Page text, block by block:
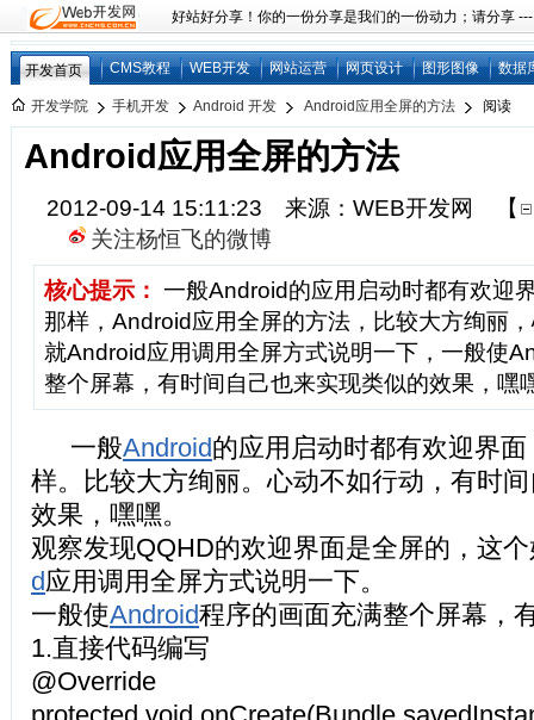
好站好分享！你的一份分享是我们的一份动力；请分享
开发首页 CMS教程 WEB开发 网站运营 网页设计 图形图像 数据
开发学院 手机开发 Android 开发 Android应用全屏的方法 阅读
Android应用全屏的方法
2012-09-14 15:11:23 来源：WEB开发网
【
关注杨恒飞的微博
核心提示： 一般Android的应用启动时都有欢迎
那样，Android应用全屏的方法，比较大方绚丽
就Android应用调用全屏方式说明一下，一般使
整个屏幕，有时间自己也来实现类似的效果，嘿
一般Android的应用启动时都有欢迎界
样。比较大方绚丽。心动不如行动，有时
效果，嘿嘿。
观察发现QQHD的欢迎界面是全屏的，这
d应用调用全屏方式说明一下。
一般使Android程序的画面充满整个屏幕，
1.直接代码编写
@Override